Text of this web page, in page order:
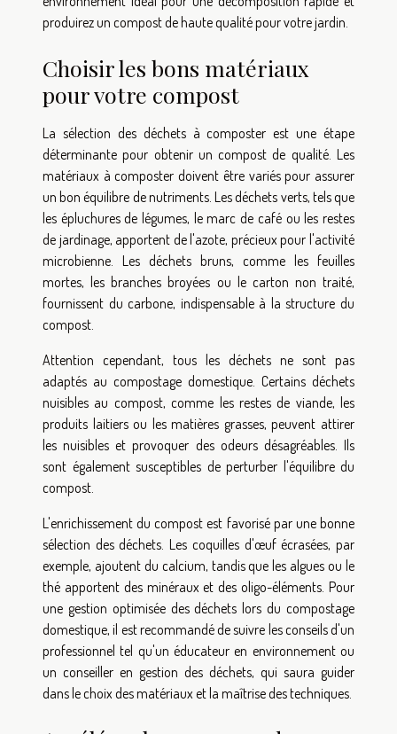
produirez un compost de haute qualité pour votre jardin.
Choisir les bons matériaux
pour votre compost
La sélection des déchets à composter est une étape
déterminante pour obtenir un compost de qualité. Les
matériaux à composter doivent être variés pour assurer
un bon équilibre de nutriments. Les déchets verts, tels que
les épluchures de légumes, le marc de café ou les restes
de jardinage, apportent de l'azote, précieux pour l'activité
microbienne. Les déchets bruns, comme les feuilles
mortes, les branches broyées ou le carton non traité,
fournissent du carbone, indispensable à la structure du
compost.
Attention cependant, tous les déchets ne sont pas
adaptés au compostage domestique. Certains déchets
nuisibles au compost, comme les restes de viande, les
produits laitiers ou les matières grasses, peuvent attirer
les nuisibles et provoquer des odeurs désagréables. Ils
sont également susceptibles de perturber l'équilibre du
compost.
L'enrichissement du compost est favorisé par une bonne
sélection des déchets. Les coquilles d'œuf écrasées, par
exemple, ajoutent du calcium, tandis que les algues ou le
thé apportent des minéraux et des oligo-éléments. Pour
une gestion optimisée des déchets lors du compostage
domestique, il est recommandé de suivre les conseils d'un
professionnel tel qu'un éducateur en environnement ou
un conseiller en gestion des déchets, qui saura guider
dans le choix des matériaux et la maîtrise des techniques.